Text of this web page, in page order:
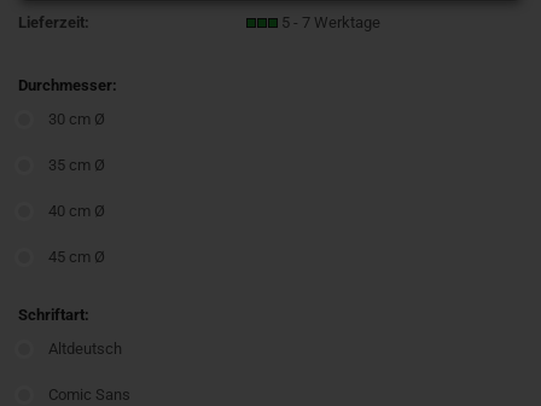
Lieferzeit:
5 - 7 Werktage
Durchmesser:
30 cm Ø
35 cm Ø
40 cm Ø
45 cm Ø
Schriftart:
Altdeutsch
Comic Sans